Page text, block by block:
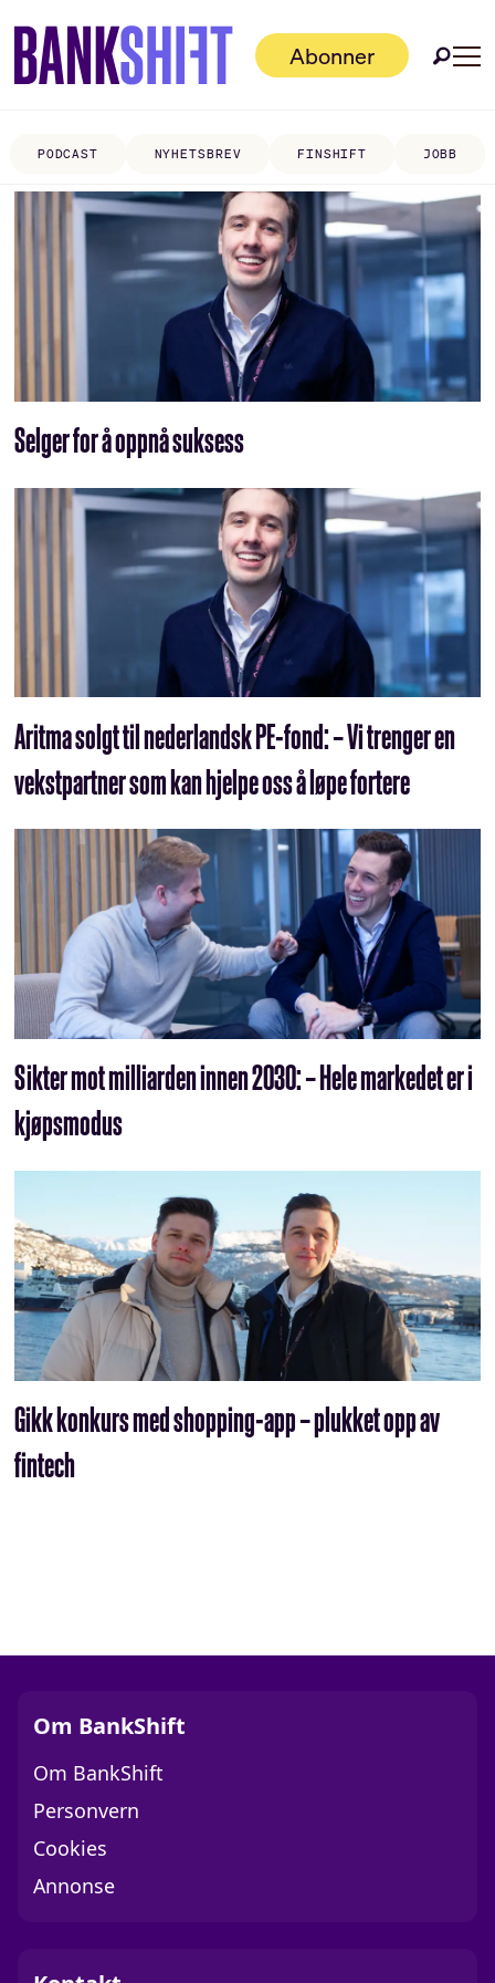
Abonner
PODCAST NYHETSBREV FINSHIFT JOBB
Tag:
aritma
Selger for å oppnå suksess
Aritma solgt til nederlandsk PE-fond: – Vi trenger en
vekstpartner som kan hjelpe oss å løpe fortere
Sikter mot milliarden innen 2030: – Hele markedet er i
kjøpsmodus
Gikk konkurs med shopping-app – plukket opp av
fintech
Om BankShift
Om BankShift
Personvern
Cookies
Annonse